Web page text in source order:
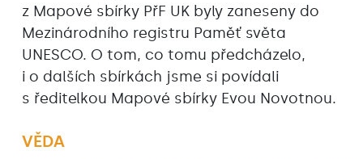
z Mapové sbírky PřF UK byly zaneseny do
Mezinárodního registru Paměť světa
UNESCO. O tom, co tomu předcházelo,
i o dalších sbírkách jsme si povídali
s ředitelkou Mapové sbírky Evou Novotnou.
VĚDA